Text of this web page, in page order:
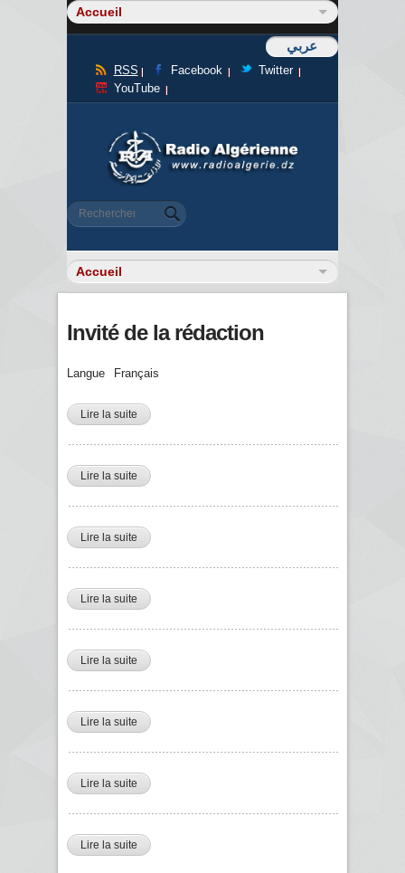
عربي
RSS Facebook
Twitter
YouTube
Formulaire de recherche
Rechercher
Invité de la rédaction
Langue Français
Lire la suite de Chamssedine Chitour Ministre de la transition
Lire la suite de Brahim Merrad Conseiller auprès du président de
Lire la suite de Boualem Saïdani DG des enseignements et de la
Lire la suite de président du parti Jil Djadid, Soufiane Djilali
Lire la suite de Abdelaziz Medjahed DG de l’institut national des
Lire la suite de Nourredine Athmani Chef de cabinet au ministère
Lire la suite de Mustapha Heddam Analyste politique
Lire la suite de Charef Mohamed conseiller du PDG chargé de la